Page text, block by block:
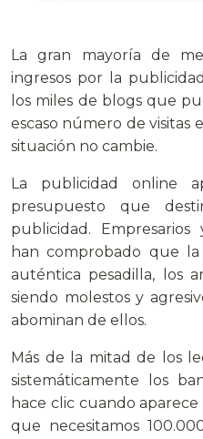
La gran mayoría de
ingresos por la
los miles de blogs que
escaso número de visitas
situación no cambie.
La publicidad online
presupuesto que
publicidad.
han comprobado que
auténtica pesadilla, los
siendo molestos y
abominan de ellos.
Más de la mitad de los
sistemáticamente los
hace clic cuando
que necesitamos